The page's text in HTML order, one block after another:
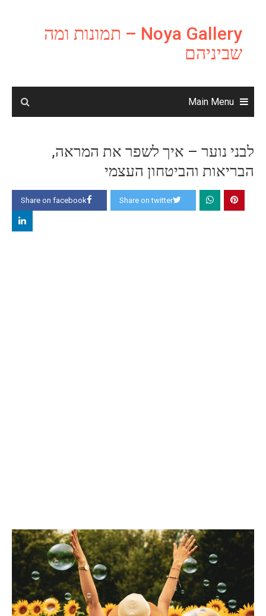
content
Noya Gallery – תמונות ומה
שביניהם
Main Menu
לבני נוער – איך לשפר את המראה,
הבריאות והביטחון העצמי
Share on facebook Share on twitter